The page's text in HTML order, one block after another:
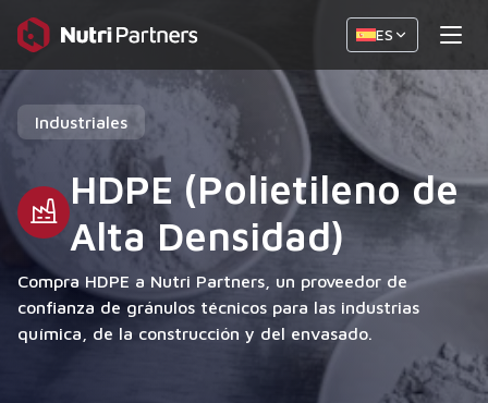
ES
Industriales
HDPE (Polietileno de
Alta Densidad)
Compra HDPE a Nutri Partners, un proveedor de
confianza de gránulos técnicos para las industrias
química, de la construcción y del envasado.